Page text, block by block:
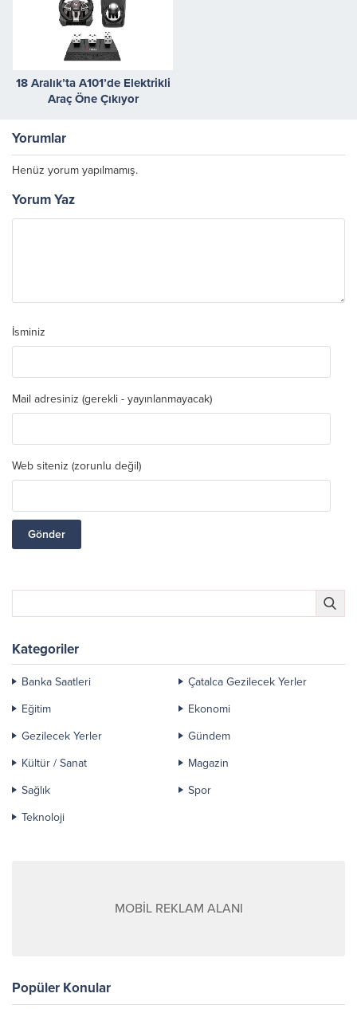
18 Aralık’ta A101’de Elektrikli
Araç Öne Çıkıyor
Yorumlar
Henüz yorum yapılmamış.
Yorum Yaz
İsminiz
Mail adresiniz (gerekli - yayınlanmayacak)
Web siteniz (zorunlu değil)
Kategoriler
Banka Saatleri
Çatalca Gezilecek Yerler
Eğitim
Ekonomi
Gezilecek Yerler
Gündem
Kültür / Sanat
Magazin
Sağlık
Spor
Teknoloji
MOBİL REKLAM ALANI
Popüler Konular